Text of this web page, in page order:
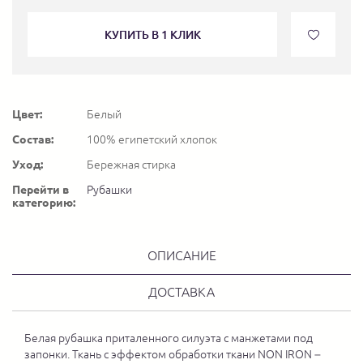
КУПИТЬ В 1 КЛИК
Цвет:
Белый
Состав:
100% египетский хлопок
Уход:
Бережная стирка
Перейти в
категорию:
Рубашки
ОПИСАНИЕ
ДОСТАВКА
Белая рубашка приталенного силуэта с манжетами под
запонки. Ткань с эффектом обработки ткани NON IRON –